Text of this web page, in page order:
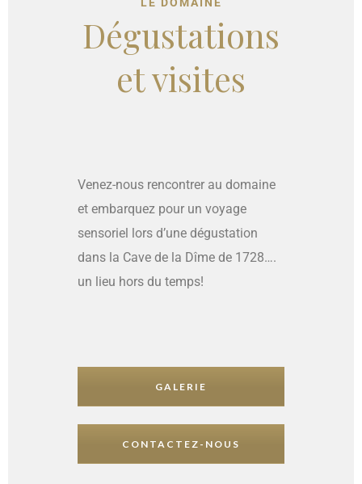
LE DOMAINE
Dégustations
et visites
Venez-nous rencontrer au domaine
et embarquez pour un voyage
sensoriel lors d’une dégustation
dans la Cave de la Dîme de 1728….
un lieu hors du temps!
GALERIE
CONTACTEZ-NOUS